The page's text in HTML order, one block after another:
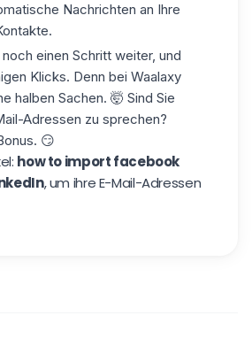
Nachrichten an Ihre
einen Schritt weiter, und
Klicks. Denn bei Waalaxy
halben Sachen. 🤯 Sind Sie
Adressen zu sprechen?
😏
how to import facebook
, um ihre E-Mail-Adressen